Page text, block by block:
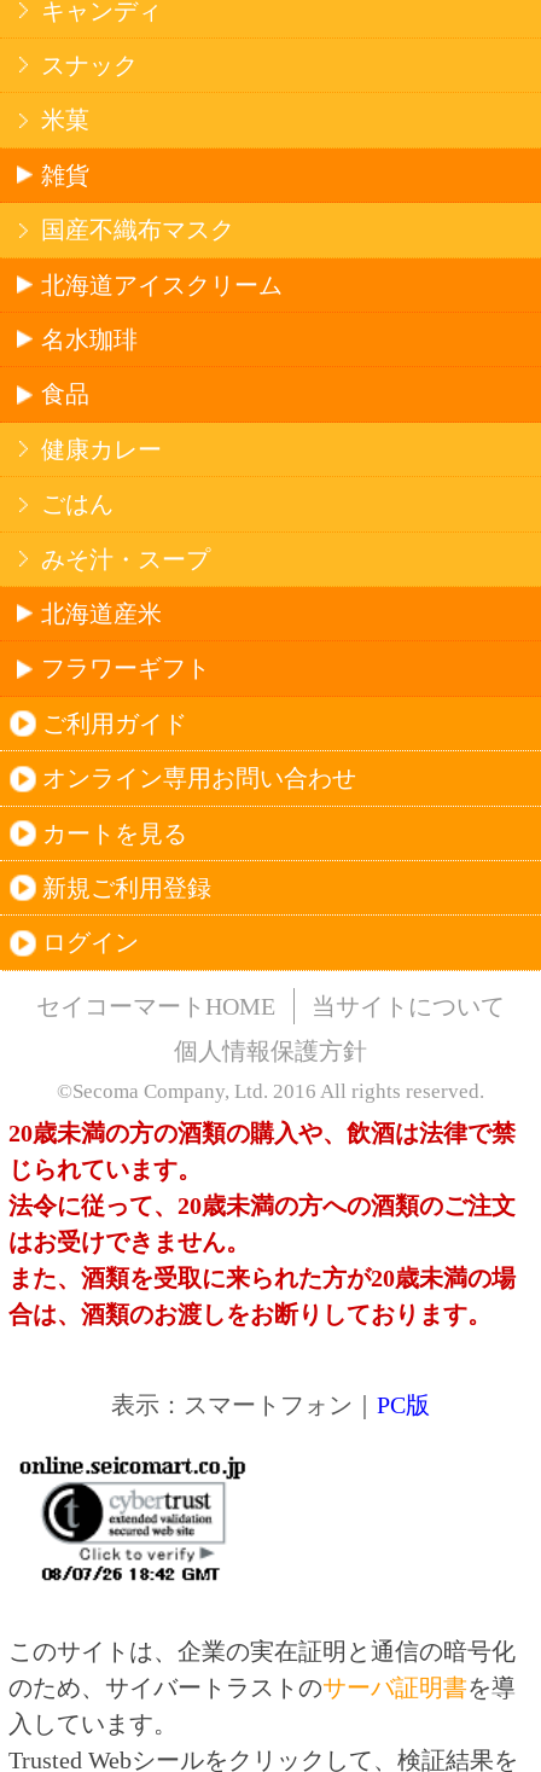
のため、サイバートラストの
入しています。
Trusted Webシールをクリックして、検証結果を
ご確認いただけます。